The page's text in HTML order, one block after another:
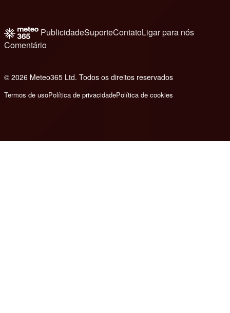
PublicidadeSuporteContatoLigar para nós
Comentário
© 2026 Meteo365 Ltd. Todos os direitos reservados
Termos de usoPolítica de privacidadePolítica de cookies